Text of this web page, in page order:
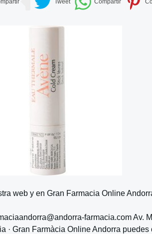
web y en Gran Farmacia Online
farmacia.com Av.
· Gran Farmàcia Online Andorra